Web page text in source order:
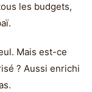
les budgets,
Mais est-ce
? Aussi enrichi